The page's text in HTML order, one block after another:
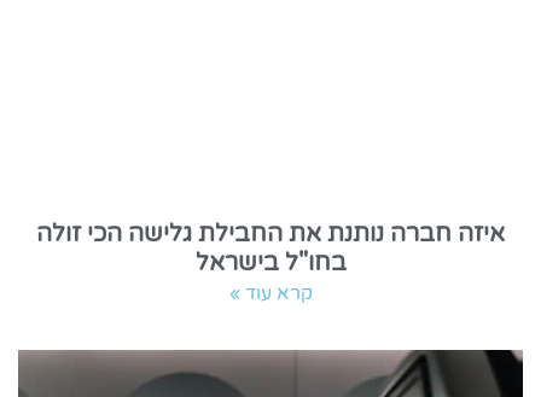
איזה חברה נותנת את החבילת גלישה הכי זולה
בחו"ל בישראל
קרא עוד »